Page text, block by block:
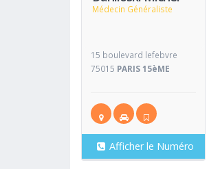
Médecin Généraliste
15 boulevard lefebvre
75015 PARIS 15èME
Afficher le Numéro